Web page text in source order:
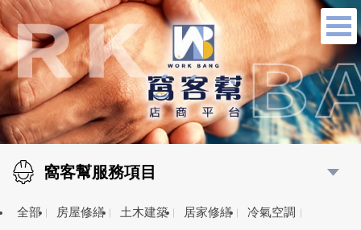
窩客幫服務項目
全部 房屋修繕 土木建築 居家修繕
冷氣空調